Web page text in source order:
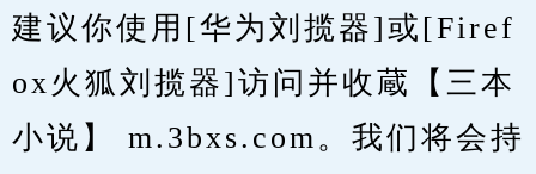
建议你使用[华为刘揽器]或[Firef
ox火狐刘揽器]访问并收蔵【三本
小说】 m.3bxs.com。我们将会持